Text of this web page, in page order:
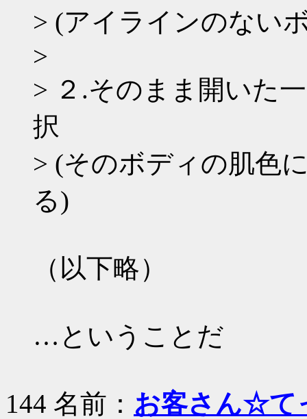
> (アイラインのない
>
> ２.そのまま開いた
択
> (そのボディの肌色
る)
（以下略）
…ということだ
144 名前： お客さん☆て